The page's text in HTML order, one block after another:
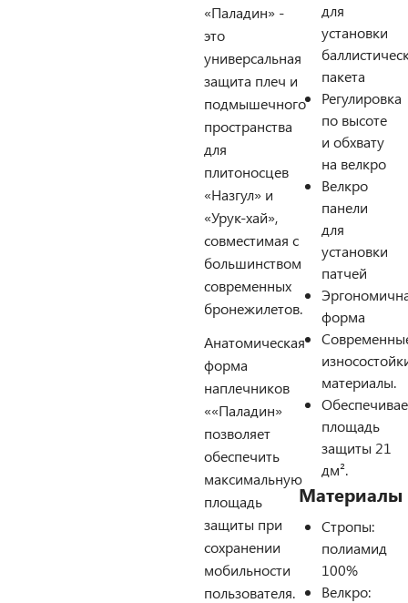
«Паладин» -
это
универсальная
защита плеч и
подмышечного
пространства
для
плитоносцев
«Назгул» и
«Урук-хай»,
совместимая с
большинством
современных
бронежилетов.
Анатомическая
форма
наплечников
««Паладин»
позволяет
обеспечить
максимальную
площадь
защиты при
сохранении
мобильности
пользователя.
для
установки
пакета
Регулировка
по высоте
и обхвату
на велкро
Велкро
панели
для
установки
патчей
форма
материалы.
площадь
защиты 21
дм².
Материалы
Стропы:
полиамид
100%
Велкро: